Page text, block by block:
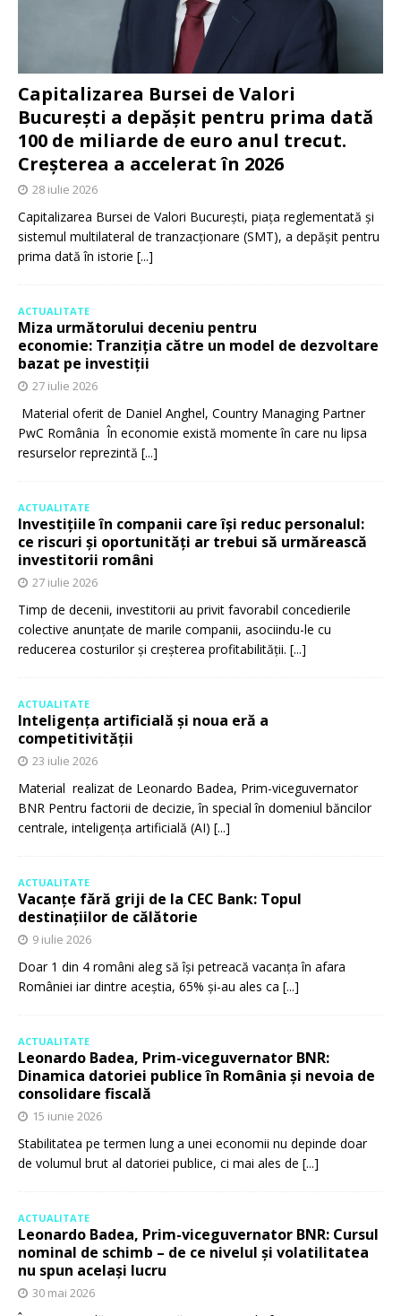
Capitalizarea Bursei de Valori
București a depășit pentru prima dată
100 de miliarde de euro anul trecut.
Creșterea a accelerat în 2026
28 iulie 2026
Capitalizarea Bursei de Valori București, piața reglementată și
sistemul multilateral de tranzacționare (SMT), a depășit pentru
prima dată în istorie [...]
ACTUALITATE
Miza următorului deceniu pentru
economie: Tranziția către un model de dezvoltare
bazat pe investiții
27 iulie 2026
Material oferit de Daniel Anghel, Country Managing Partner
PwC România În economie există momente în care nu lipsa
resurselor reprezintă [...]
ACTUALITATE
Investițiile în companii care își reduc personalul:
ce riscuri și oportunități ar trebui să urmărească
investitorii români
27 iulie 2026
Timp de decenii, investitorii au privit favorabil concedierile
colective anunțate de marile companii, asociindu-le cu
reducerea costurilor și creșterea profitabilității. [...]
ACTUALITATE
Inteligența artificială și noua eră a
competitivității
23 iulie 2026
Material realizat de Leonardo Badea, Prim-viceguvernator
BNR Pentru factorii de decizie, în special în domeniul băncilor
centrale, inteligența artificială (AI) [...]
ACTUALITATE
Vacanțe fără griji de la CEC Bank: Topul
destinațiilor de călătorie
9 iulie 2026
Doar 1 din 4 români aleg să își petreacă vacanța în afara
României iar dintre aceștia, 65% și-au ales ca [...]
ACTUALITATE
Leonardo Badea, Prim-viceguvernator BNR:
Dinamica datoriei publice în România și nevoia de
consolidare fiscală
15 iunie 2026
Stabilitatea pe termen lung a unei economii nu depinde doar
de volumul brut al datoriei publice, ci mai ales de [...]
ACTUALITATE
Leonardo Badea, Prim-viceguvernator BNR: Cursul
nominal de schimb – de ce nivelul și volatilitatea
nu spun același lucru
30 mai 2026